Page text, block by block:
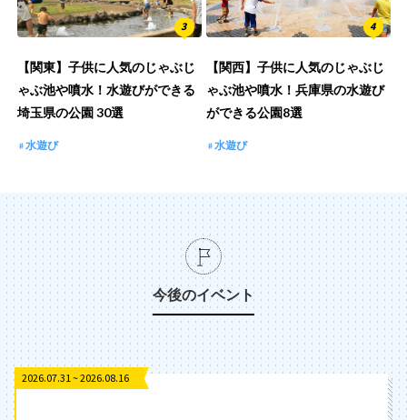
【関東】子供に人気のじゃぶじ
ゃぶ池や噴水！水遊びができる
埼玉県の公園 30選
水遊び
【関西】子供に人気のじゃぶじ
ゃぶ池や噴水！兵庫県の水遊び
ができる公園8選
水遊び
今後のイベント
2026.07.31 ~ 2026.08.16